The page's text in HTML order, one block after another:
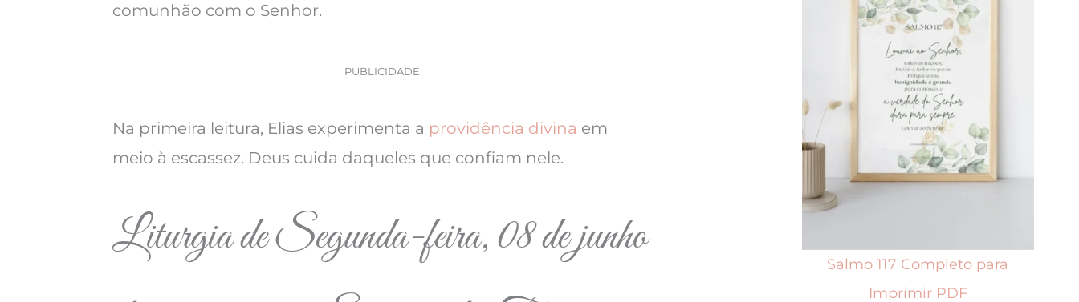
comunhão com o Senhor.
PUBLICIDADE
Na primeira leitura, Elias experimenta a providência divina em
meio à escassez. Deus cuida daqueles que confiam nele.
Liturgia de Segunda-feira, 08 de junho
Salmo 117 Completo para
Imprimir PDF